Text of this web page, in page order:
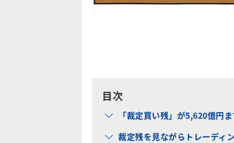
目次
「裁定買い残」が5,620億円
裁定残を見ながらトレーディ